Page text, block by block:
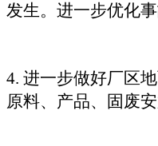
发生。进一步优化
4. 进一步做好厂区
原料、产品、固废